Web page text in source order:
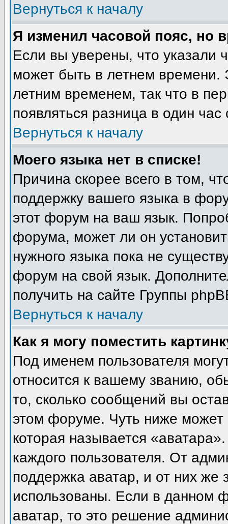
Вернуться к началу
Я изменил часовой пояс, но
Если вы уверены, что указали
может быть в летнем времени.
летним временем, так что в
появляться разница в один
Вернуться к началу
Моего языка нет в списке!
Причина скорее всего в том,
поддержку вашего языка в
этот форум на ваш язык.
форума, может ли он
нужного языка пока не
форум на свой язык.
получить на сайте Группы
Вернуться к началу
Как я могу поместить
Под именем пользователя
относится к вашему званию,
то, сколько сообщений вы
этом форуме. Чуть ниже может
которая называется
каждого пользователя. От
поддержка аватар, и от них же
использованы. Если в данном
аватар, то это решение